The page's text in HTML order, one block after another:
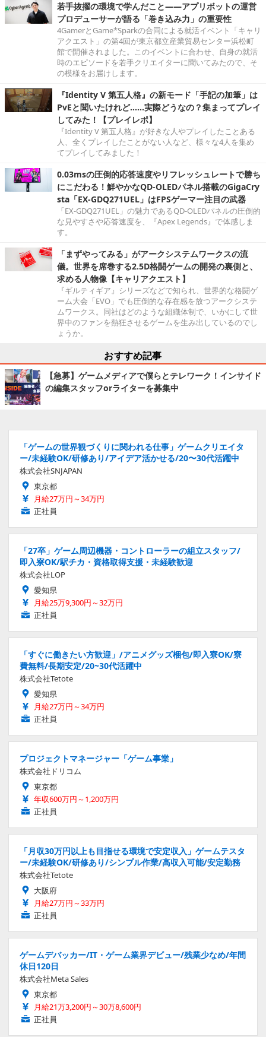
若手抜擢の環境で学んだこと――アプリボットの運営
プロデューサーが語る「巻き込み力」の重要性
4GamerとGame*Sparkの合同による就活イベント「キャリ
アクエスト」の第4回が東京都立産業貿易センター浜松町
館で開催されました。このイベントに合わせ、自身の就活
時のエピソードを若手クリエイターに聞いてみたので、そ
の模様をお届けします。
『Identity V 第五人格』の新モード「手記の加筆」は
PvEと聞いたけれど……実際どうなの？集まってプレイ
してみた！【プレイレポ】
『Identity V 第五人格』が好きな人やプレイしたことある
人、全くプレイしたことがない人など、様々な4人を集め
てプレイしてみました！
0.03msの圧倒的応答速度やリフレッシュレートで勝ち
にこだわる！鮮やかなQD-OLEDパネル搭載のGigaCry
sta「EX-GDQ271UEL」はFPSゲーマー注目の武器
「EX-GDQ271UEL」の魅力であるQD-OLEDパネルの圧倒的
な見やすさや応答速度を、『Apex Legends』で体感しま
す。
「まずやってみる」がアークシステムワークスの流
儀。世界を席巻する2.5D格闘ゲームの開発の裏側と、
求める人物像【キャリアクエスト】
『ギルティギア』シリーズなどで知られ、世界的な格闘ゲ
ーム大会「EVO」でも圧倒的な存在感を放つアークシステ
ムワークス。同社はどのような組織体制で、いかにして世
界中のファンを熱狂させるゲームを生み出しているのでし
ょうか。
おすすめ記事
【急募】ゲームメディアで僕らとテレワーク！インサイド
の編集スタッフorライターを募集中
「ゲームの世界観づくりに関われる仕事」ゲームクリエイタ
ー/未経験OK/研修あり/アイデア活かせる/20〜30代活躍中
株式会社SNJAPAN
東京都
月給27万円～34万円
正社員
「27卒」ゲーム周辺機器・コントローラーの組立スタッフ/
即入寮OK/駅チカ・資格取得支援・未経験歓迎
株式会社LOP
愛知県
月給25万9,300円～32万円
正社員
「すぐに働きたい方歓迎」/アニメグッズ梱包/即入寮OK/寮
費無料/長期安定/20~30代活躍中
株式会社Tetote
愛知県
月給27万円～34万円
正社員
プロジェクトマネージャー「ゲーム事業」
株式会社ドリコム
東京都
年収600万円～1,200万円
正社員
「月収30万円以上も目指せる環境で安定収入」ゲームテスタ
ー/未経験OK/研修あり/シンプル作業/高収入可能/安定勤務
株式会社Tetote
大阪府
月給27万円～33万円
正社員
ゲームデバッカー/IT・ゲーム業界デビュー/残業少なめ/年間
休日120日
株式会社Meta Sales
東京都
月給21万3,200円～30万8,600円
正社員